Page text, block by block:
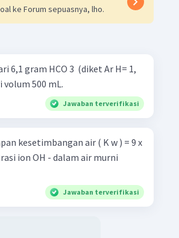
ke Forum sepuasnya, lho.
6,1 gram HCO 3 ​ (diket Ar H= 1,
volum 500 mL.
Jawaban terverifikasi
kesetimbangan air ( K w ) = 9 x
ion OH - dalam air murni
Jawaban terverifikasi